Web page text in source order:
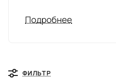
Подробнее
ФИЛЬТР